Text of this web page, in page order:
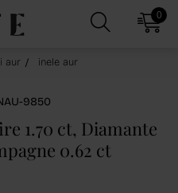
0
aur inele aur
9850
1.70 ct, Diamante
0.62 ct